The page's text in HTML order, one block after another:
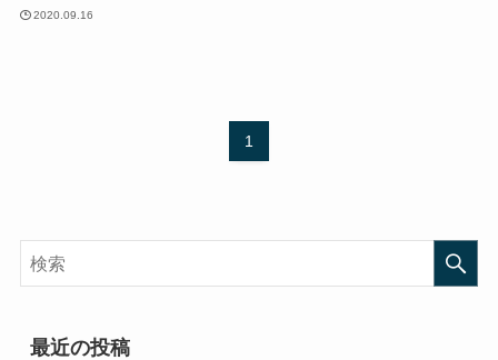
2020.09.16
1
最近の投稿